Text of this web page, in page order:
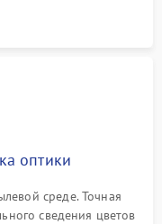
поляризационных
оптики
среде. Точная
сведения цветов